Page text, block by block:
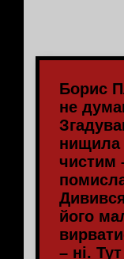
Борис
не
нищила
чистим
його
– ні.